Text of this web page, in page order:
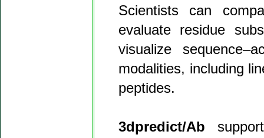
Scientists can
evaluate residue
visualize
modalities, including
peptides.
3dpredict/Ab